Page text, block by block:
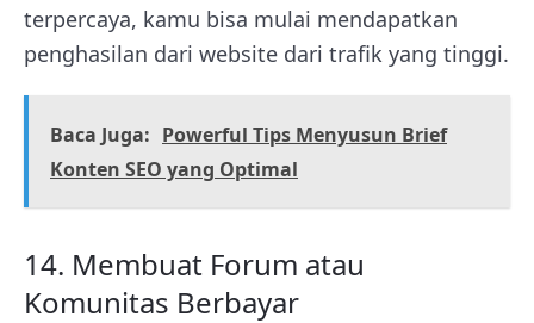
terpercaya, kamu bisa mulai mendapatkan
penghasilan dari website dari trafik yang tinggi.
Baca Juga: Powerful Tips Menyusun Brief
Konten SEO yang Optimal
14. Membuat Forum atau
Komunitas Berbayar